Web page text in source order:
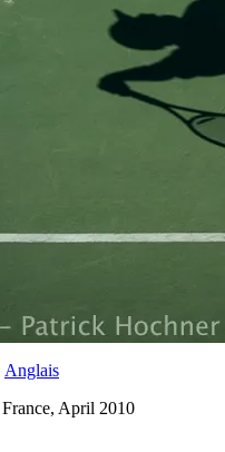
Anglais
April 2010